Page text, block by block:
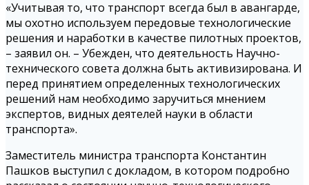
«Учитывая то, что транспорт всегда был в авангарде,
мы охотно используем передовые технологические
решения и наработки в качестве пилотных проектов,
– заявил он. – Убежден, что деятельность Научно-
технического совета должна быть активизирована. И
перед принятием определенных технологических
решений нам необходимо заручиться мнением
экспертов, видных деятелей науки в области
транспорта».
Заместитель министра транспорта Константин
Пашков выступил с докладом, в котором подробно